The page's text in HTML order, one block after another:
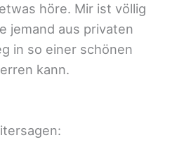
höre. Mir ist völlig
jemand aus privaten
in so einer schönen
kann.